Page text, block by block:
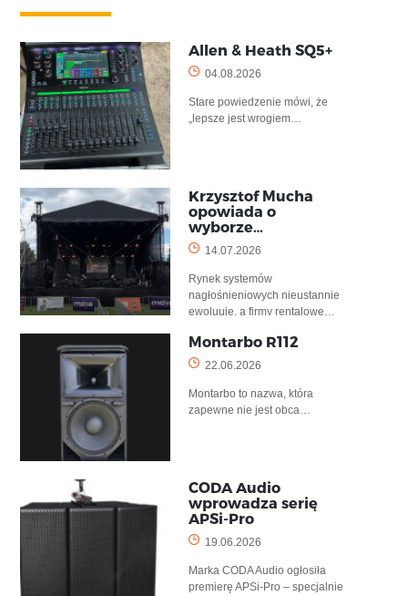
Allen & Heath SQ5+
04.08.2026
Stare powiedzenie mówi, że
„lepsze jest wrogiem…
Krzysztof Mucha
opowiada o
wyborze…
14.07.2026
Rynek systemów
nagłośnieniowych nieustannie
ewoluuje, a firmy rentalowe…
Montarbo R112
22.06.2026
Montarbo to nazwa, która
zapewne nie jest obca…
CODA Audio
wprowadza serię
APSi-Pro
19.06.2026
Marka CODA Audio ogłosiła
premierę APSi-Pro – specjalnie